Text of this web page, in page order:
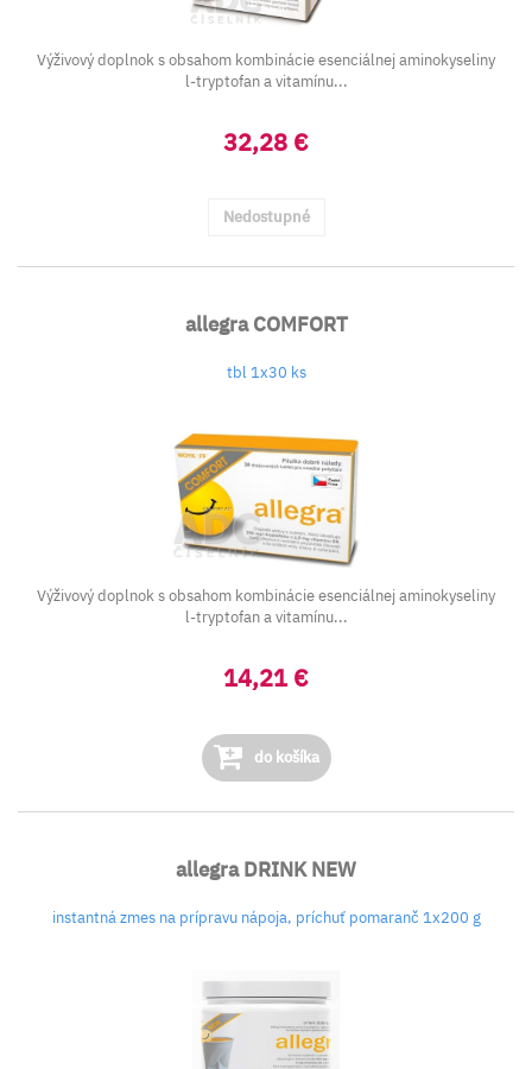
Výživový doplnok s obsahom kombinácie esenciálnej aminokyseliny
l-tryptofan a vitamínu...
32,28 €
Nedostupné
allegra COMFORT
tbl 1x30 ks
Výživový doplnok s obsahom kombinácie esenciálnej aminokyseliny
l-tryptofan a vitamínu...
14,21 €
do košíka
allegra DRINK NEW
instantná zmes na prípravu nápoja, príchuť pomaranč 1x200 g